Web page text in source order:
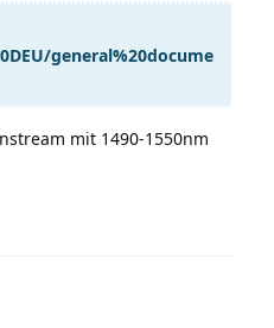
general%20docume
mit 1490-1550nm